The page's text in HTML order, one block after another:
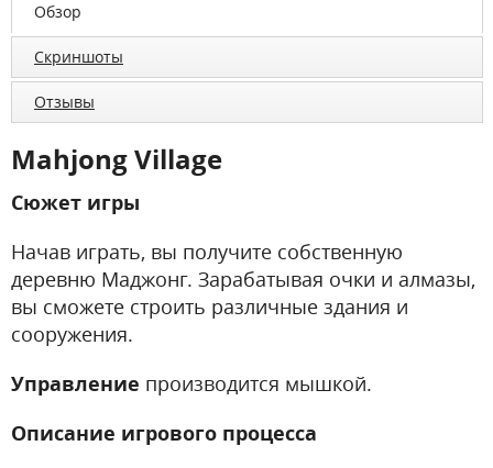
Обзор
Скриншоты
Отзывы
Mahjong Village
Сюжет игры
Начав играть, вы получите собственную
деревню Маджонг. Зарабатывая очки и алмазы,
вы сможете строить различные здания и
сооружения.
Управление производится мышкой.
Описание игрового процесса